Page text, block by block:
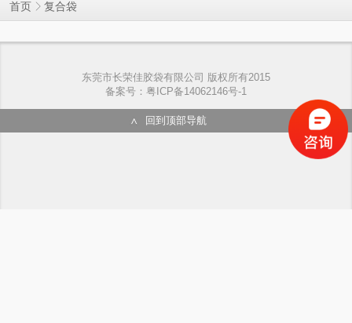
首页 复合袋
东莞市长荣佳胶袋有限公司 版权所有2015
备案号：粤ICP备14062146号-1
回到顶部导航